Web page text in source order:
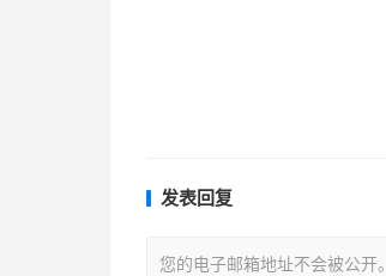
发表回复
您的电子邮箱地址不会被公开。